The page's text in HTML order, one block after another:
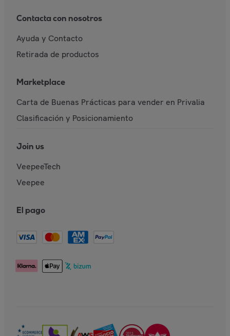
Contacta con nosotros
Ayuda y Contacto
Retirada de productos
Marketplace
Carta de Buenas Prácticas para vender en Privalia
Clasificación y Posicionamiento
Join us
VeepeeTech
Veepee
El pago